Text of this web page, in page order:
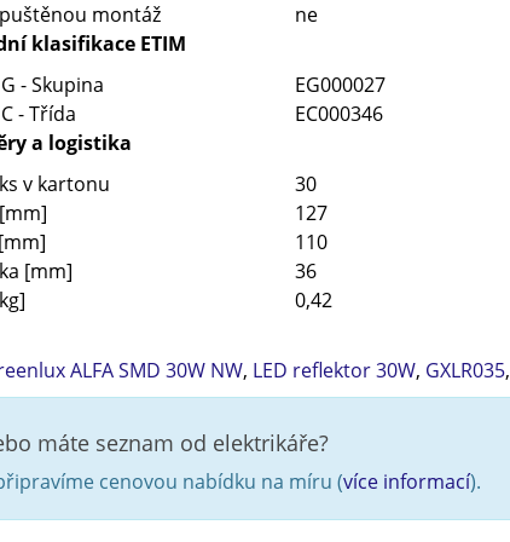
montáž
ne
klasifikace ETIM
- Skupina
EG000027
- Třída
EC000346
a logistika
v kartonu
30
127
110
[mm]
36
0,42
ALFA SMD 30W NW, LED reflektor 30W, GXLR035,
máte seznam od elektrikáře?
cenovou nabídku na míru (více informací).